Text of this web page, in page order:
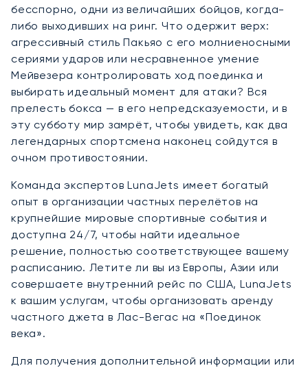
бесспорно, одни из величайших бойцов, когда-
либо выходивших на ринг. Что одержит верх:
агрессивный стиль Пакьяо с его молниеносными
сериями ударов или несравненное умение
Мейвезера контролировать ход поединка и
выбирать идеальный момент для атаки? Вся
прелесть бокса — в его непредсказуемости, и в
эту субботу мир замрёт, чтобы увидеть, как два
легендарных спортсмена наконец сойдутся в
очном противостоянии.
Команда экспертов LunaJets имеет богатый
опыт в организации частных перелётов на
крупнейшие мировые спортивные события и
доступна 24/7, чтобы найти идеальное
решение, полностью соответствующее вашему
расписанию. Летите ли вы из Европы, Азии или
совершаете внутренний рейс по США, LunaJets
к вашим услугам, чтобы организовать аренду
частного джета в Лас-Вегас на «Поединок
века».
Для получения дополнительной информации или